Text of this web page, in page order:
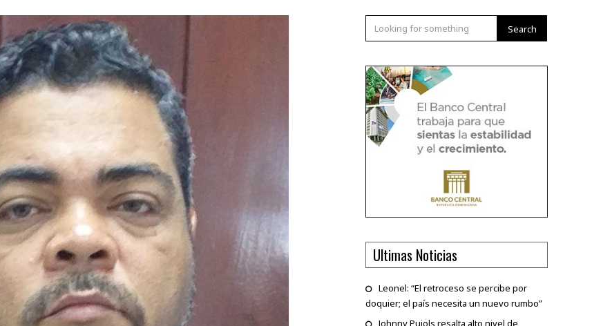
Search
Ultimas Noticias
Leonel: “El retroceso se percibe por
doquier; el país necesita un nuevo rumbo”
Johnny Pujols resalta alto nivel de